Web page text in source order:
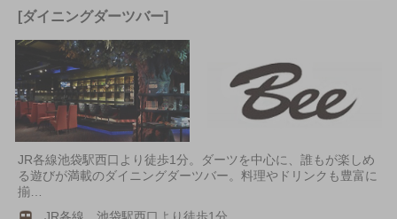
[ダイニングダーツバー]
JR各線池袋駅西口より徒歩1分。ダーツを中心に、誰もが楽しめ
る遊びが満載のダイニングダーツバー。料理やドリンクも豊富に
揃…